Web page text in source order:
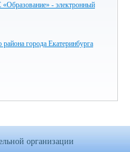
- электронный
города Екатеринбурга
организации